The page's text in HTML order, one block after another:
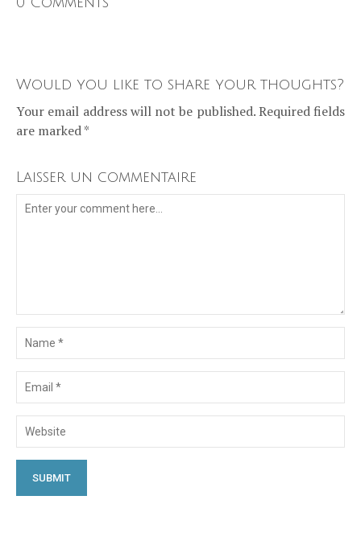
Would you like to share your thoughts?
Your email address will not be published. Required fields
are marked *
Laisser un commentaire